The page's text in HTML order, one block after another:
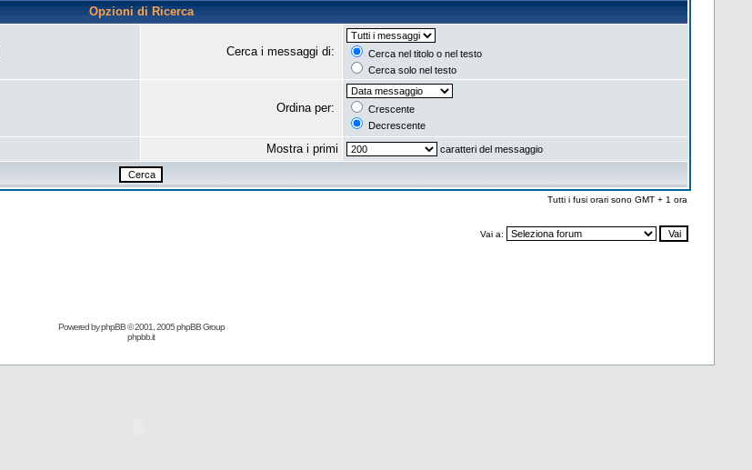
Opzioni di Ricerca
Cerca i messaggi di:
Cerca nel titolo o nel testo
Cerca solo nel testo
Ordina per:
Crescente
Decrescente
Mostra i primi caratteri del messaggio
Tutti i fusi orari sono GMT + 1 ora
Vai a:
Powered byphpBB© 2001, 2005 phpBB Group
phpbb.it